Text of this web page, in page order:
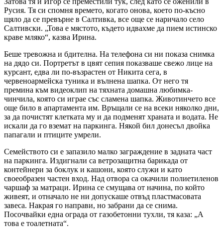
Русия. Тя си спомня времето, когато онова, което по-късно
щяло да се превърне в Салтивка, все още се наричало село
Салтивски. „Това е мястото, където идвахме да пием истинско
краве мляко“, казва Ирина.
Беше тревожна и бдителна. На телефона си ни показа снимка
на дядо си. Портретът в цвят сепия показваше свежо лице на
курсант, едва ли по-възрастен от Никита сега, в
червеноармейска туника и вълнена шапка. От него тя
премина към видеоклип на тяхната домашна любимка-
чинчила, която си играе със сламена шапка. Животинчето все
още било в апартамента им. Връщали се на всеки няколко дни,
за да почистят клетката му и да подменят храната и водата. Не
искали да го вземат на паркинга. Някой бил донесъл двойка
папагали и птиците умрели.
Семейството си е запазило малко заграждение в задната част
на паркинга. Издигнали са ветрозащитна барикада от
контейнери за боклук и кашони, която служи и като
своеобразен частен вход. Над отвора са окачили полиетиленов
чаршаф за матраци. Ирина се смущава от начина, по който
живеят, и отначало не ни допускаше отвъд пластмасовата
завеса. Накрая го направи, но забрани да се снима.
Посочвайки една ограда от газобетонни тухли, тя каза: „А
това е тоалетната“.